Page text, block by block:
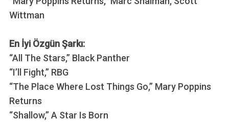
Wittman
En İyi Özgün Şarkı:
“All The Stars,” Black Panther
“I’ll Fight,” RBG
“The Place Where Lost Things Go,” Mary Poppins
Returns
“Shallow,” A Star Is Born